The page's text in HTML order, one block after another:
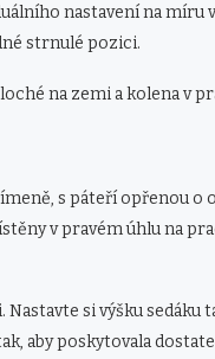
nastavení na míru
strnulé pozici.
na zemi a kolena v
s páteří opřenou o
v pravém úhlu na
si výšku sedáku
aby poskytovala